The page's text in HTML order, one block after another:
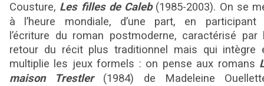
Cousture, Les filles de Caleb(1985-2003). On se
à l’heure mondiale, d’une part, en participant
l’écriture du roman postmoderne, caractérisé par
retour du récit plus traditionnel mais qui intègre
multiplie les jeux formels : on pense aux romans
maison Trestler(1984) de Madeleine